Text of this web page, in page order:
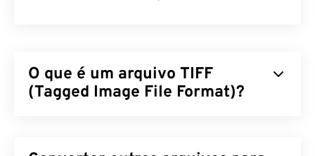
O que é um arquivo TIFF
(Tagged Image File Format)?